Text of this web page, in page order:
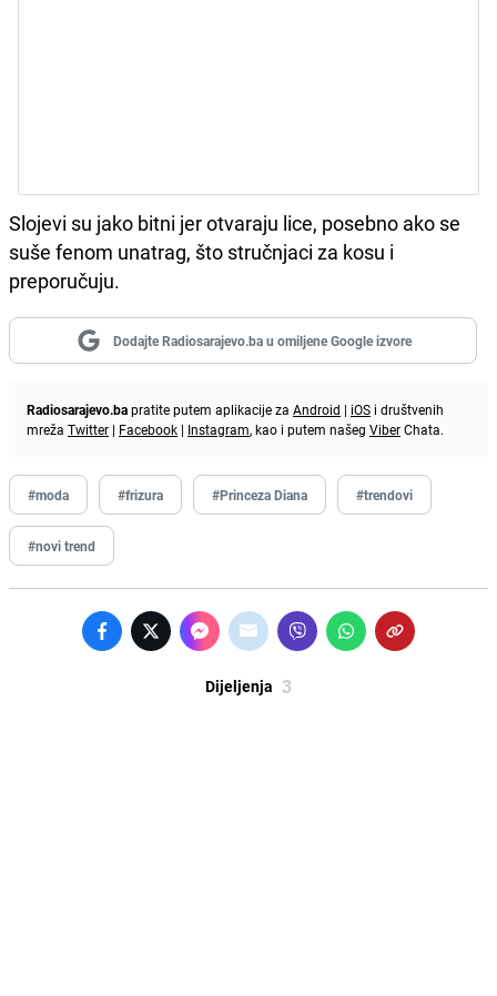
Slojevi su jako bitni jer otvaraju lice, posebno ako se
suše fenom unatrag, što stručnjaci za kosu i
preporučuju.
Dodajte Radiosarajevo.ba u omiljene Google izvore
Radiosarajevo.bapratite putem aplikacije za Android | iOS i društvenih
mreža Twitter | Facebook | Instagram, kao i putem našeg ViberChata.
#moda #frizura #Princeza Diana #trendovi
#novi trend
Dijeljenja 3